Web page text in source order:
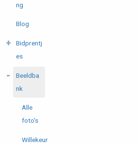
ng
Blog
Bidprentj
es
Beeldba
nk
Alle
foto's
Willekeur